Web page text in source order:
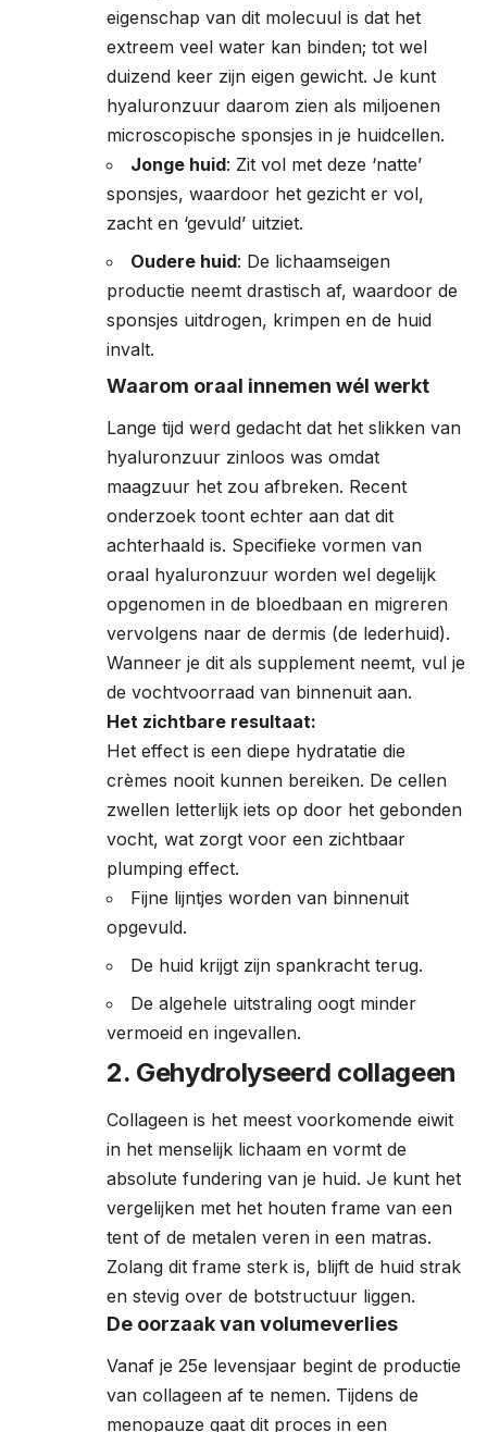
eigenschap van dit molecuul is dat het
extreem veel water kan binden; tot wel
duizend keer zijn eigen gewicht. Je kunt
hyaluronzuur daarom zien als miljoenen
microscopische sponsjes in je huidcellen.
Jonge huid: Zit vol met deze ‘natte’
sponsjes, waardoor het gezicht er vol,
zacht en ‘gevuld’ uitziet.
Oudere huid: De lichaamseigen
productie neemt drastisch af, waardoor de
sponsjes uitdrogen, krimpen en de huid
invalt.
Waarom oraal innemen wél werkt
Lange tijd werd gedacht dat het slikken van
hyaluronzuur zinloos was omdat
maagzuur het zou afbreken. Recent
onderzoek toont echter aan dat dit
achterhaald is. Specifieke vormen van
oraal hyaluronzuur worden wel degelijk
opgenomen in de bloedbaan en migreren
vervolgens naar de dermis (de lederhuid).
Wanneer je dit als supplement neemt, vul je
de vochtvoorraad van binnenuit aan.
Het zichtbare resultaat:
Het effect is een diepe hydratatie die
crèmes nooit kunnen bereiken. De cellen
zwellen letterlijk iets op door het gebonden
vocht, wat zorgt voor een zichtbaar
plumping effect.
Fijne lijntjes worden van binnenuit
opgevuld.
De huid krijgt zijn spankracht terug.
De algehele uitstraling oogt minder
vermoeid en ingevallen.
2. Gehydrolyseerd collageen
Collageen is het meest voorkomende eiwit
in het menselijk lichaam en vormt de
absolute fundering van je huid. Je kunt het
vergelijken met het houten frame van een
tent of de metalen veren in een matras.
Zolang dit frame sterk is, blijft de huid strak
en stevig over de botstructuur liggen.
De oorzaak van volumeverlies
Vanaf je 25e levensjaar begint de productie
van collageen af te nemen. Tijdens de
menopauze gaat dit proces in een